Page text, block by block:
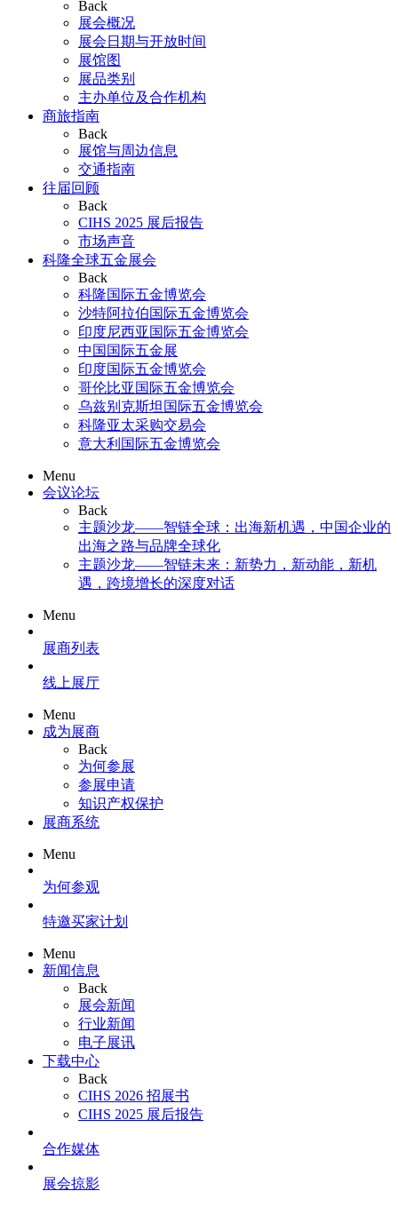
Back
展会概况
展会日期与开放时间
展馆图
展品类别
主办单位及合作机构
商旅指南
Back
展馆与周边信息
交通指南
往届回顾
Back
CIHS 2025 展后报告
市场声音
科隆全球五金展会
Back
科隆国际五金博览会
沙特阿拉伯国际五金博览会
印度尼西亚国际五金博览会
中国国际五金展
印度国际五金博览会
哥伦比亚国际五金博览会
乌兹别克斯坦国际五金博览会
科隆亚太采购交易会
意大利国际五金博览会
Menu
会议论坛
Back
主题沙龙——智链全球：出海新机遇，中国企业的
出海之路与品牌全球化
主题沙龙——智链未来：新势力，新动能，新机
遇，跨境增长的深度对话
Menu
展商列表
线上展厅
Menu
成为展商
Back
为何参展
参展申请
知识产权保护
展商系统
Menu
为何参观
特邀买家计划
Menu
新闻信息
Back
展会新闻
行业新闻
电子展讯
下载中心
Back
CIHS 2026 招展书
CIHS 2025 展后报告
合作媒体
展会掠影